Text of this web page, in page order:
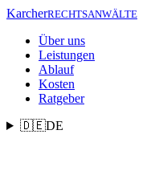
Zum Inhalt springen
KarcherRECHTSANWÄLTE
Über uns
Leistungen
Ablauf
Kosten
Ratgeber
🇩🇪DE